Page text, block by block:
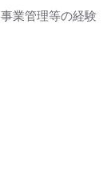
業管理等の経験